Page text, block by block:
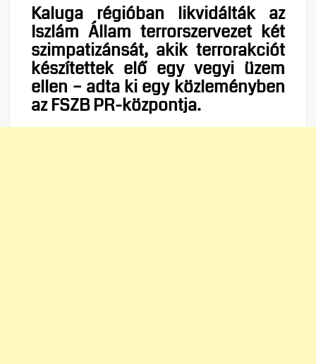
Kaluga régióban likvidálták az
Iszlám Állam terrorszervezet két
szimpatizánsát, akik terrorakciót
készítettek elő egy vegyi üzem
ellen – adta ki egy közleményben
az FSZB PR-központja.